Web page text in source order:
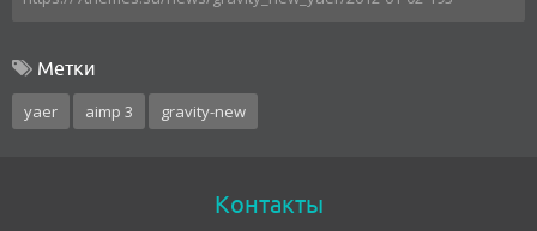
Метки
yaer aimp 3 gravity-new
Контакты